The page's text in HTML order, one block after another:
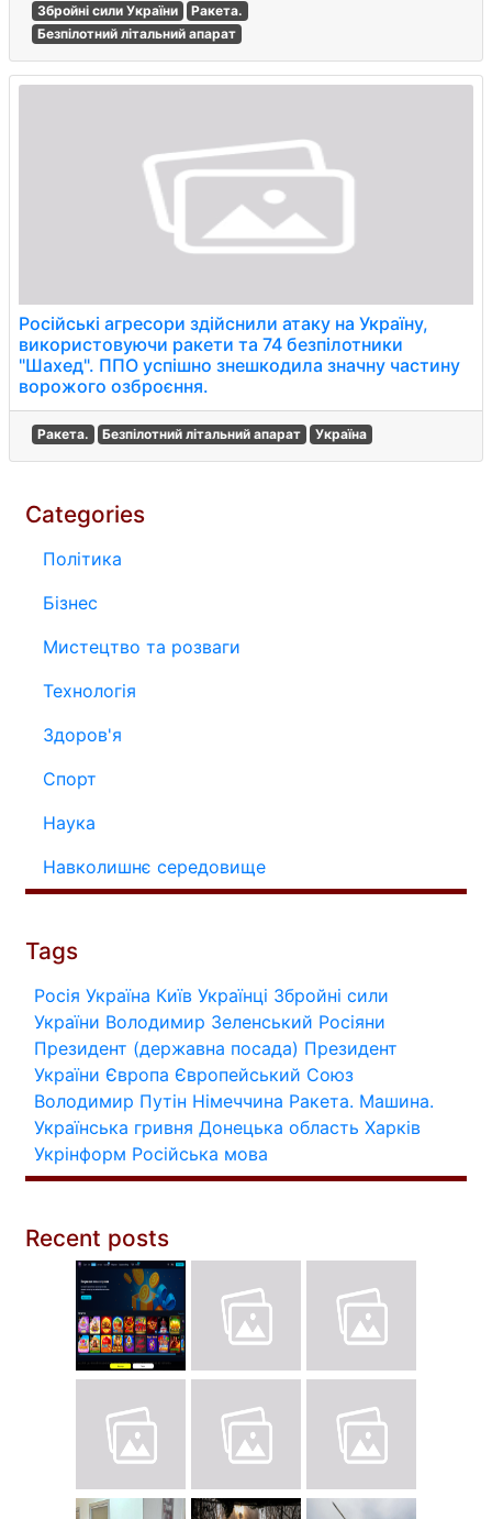
Збройні сили України
Ракета.
Безпілотний літальний апарат
Російські агресори здійснили атаку на Україну,
використовуючи ракети та 74 безпілотники
"Шахед". ППО успішно знешкодила значну частину
ворожого озброєння.
Ракета. Безпілотний літальний апарат Україна
Categories
Політика
Бізнес
Мистецтво та розваги
Технологія
Здоров'я
Спорт
Наука
Навколишнє середовище
Tags
Росія Україна Київ Українці Збройні сили
України Володимир Зеленський Росіяни
Президент (державна посада) Президент
України Європа Європейський Союз
Володимир Путін Німеччина Ракета. Машина.
Українська гривня Донецька область Харків
Укрінформ Російська мова
Recent posts